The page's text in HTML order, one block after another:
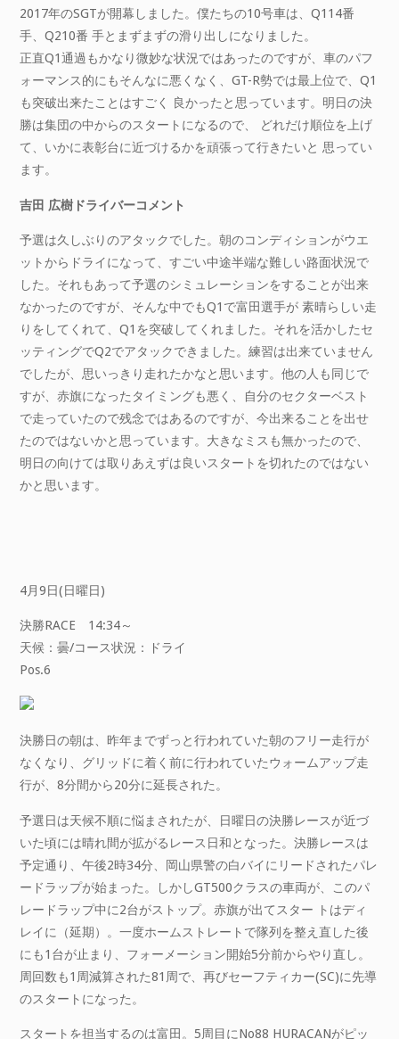
2017年のSGTが開幕しました。僕たちの10号車は、Q114番
手、Q210番 手とまずまずの滑り出しになりました。
正直Q1通過もかなり微妙な状況ではあったのですが、車のパフ
ォーマンス的にもそんなに悪くなく、GT-R勢では最上位で、Q1
も突破出来たことはすごく 良かったと思っています。明日の決
勝は集団の中からのスタートになるので、 どれだけ順位を上げ
て、いかに表彰台に近づけるかを頑張って行きたいと 思ってい
ます。
吉田 広樹ドライバーコメント
予選は久しぶりのアタックでした。朝のコンディションがウエ
ットからドライになって、すごい中途半端な難しい路面状況で
した。それもあって予選のシミュレーションをすることが出来
なかったのですが、そんな中でもQ1で富田選手が 素晴らしい走
りをしてくれて、Q1を突破してくれました。それを活かしたセ
ッティングでQ2でアタックできました。練習は出来ていません
でしたが、思いっきり走れたかなと思います。他の人も同じで
すが、赤旗になったタイミングも悪く、自分のセクターベスト
で走っていたので残念ではあるのですが、今出来ることを出せ
たのではないかと思っています。大きなミスも無かったので、
明日の向けては取りあえずは良いスタートを切れたのではない
かと思います。
4月9日(日曜日)
決勝RACE 14:34～
天候：曇/コース状況：ドライ
Pos.6
決勝日の朝は、昨年までずっと行われていた朝のフリー走行が
なくなり、グリッドに着く前に行われていたウォームアップ走
行が、8分間から20分に延長された。
予選日は天候不順に悩まされたが、日曜日の決勝レースが近づ
いた頃には晴れ間が拡がるレース日和となった。決勝レースは
予定通り、午後2時34分、岡山県警の白バイにリードされたパレ
ードラップが始まった。しかしGT500クラスの車両が、このパ
レードラップ中に2台がストップ。赤旗が出てスター トはディ
レイに（延期）。一度ホームストレートで隊列を整え直した後
にも1台が止まり、フォーメーション開始5分前からやり直し。
周回数も1周減算された81周で、再びセーフティカー(SC)に先導
のスタートになった。
スタートを担当するのは富田。5周目にNo88 HURACANがピッ